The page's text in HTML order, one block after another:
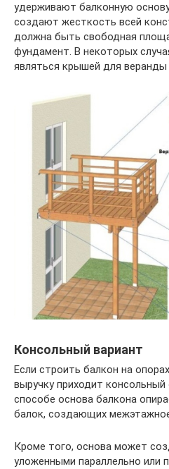
удерживают балконную
создают жесткость всей
должна быть свободная
фундамент. В некоторых
являться крышей для веранды
Консольный вариант
Если строить балкон на
выручку приходит
способе основа балкона
балок, создающих
Кроме того, основа может
уложенными параллельно или